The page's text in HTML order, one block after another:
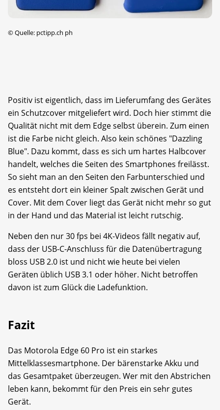
©Quelle: pctipp.ch ph
Positiv ist eigentlich, dass im Lieferumfang des Gerätes
ein Schutzcover mitgeliefert wird. Doch hier stimmt die
Qualität nicht mit dem Edge selbst überein. Zum einen
ist die Farbe nicht gleich. Also kein schönes "Dazzling
Blue". Dazu kommt, dass es sich um hartes Halbcover
handelt, welches die Seiten des Smartphones freilässt.
So sieht man an den Seiten den Farbunterschied und
es entsteht dort ein kleiner Spalt zwischen Gerät und
Cover. Mit dem Cover liegt das Gerät nicht mehr so gut
in der Hand und das Material ist leicht rutschig.
Neben den nur 30 fps bei 4K-Videos fällt negativ auf,
dass der USB-C-Anschluss für die Datenübertragung
bloss USB 2.0 ist und nicht wie heute bei vielen
Geräten üblich USB 3.1 oder höher. Nicht betroffen
davon ist zum Glück die Ladefunktion.
Fazit
Das Motorola Edge 60 Pro ist ein starkes
Mittelklassesmartphone. Der bärenstarke Akku und
das Gesamtpaket überzeugen. Wer mit den Abstrichen
leben kann, bekommt für den Preis ein sehr gutes
Gerät.